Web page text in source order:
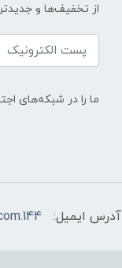
از تخفیف‌ها و
ما را در شبکه‌های
آدرس ایمیل: 144.parsinpharmacy@gmail.com